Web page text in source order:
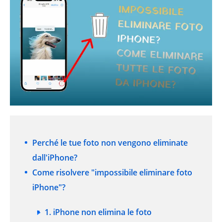
Perché le tue foto non vengono eliminate
dall'iPhone?
Come risolvere "impossibile eliminare foto
iPhone"?
1. iPhone non elimina le foto